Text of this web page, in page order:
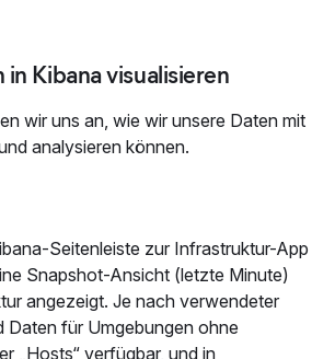
Kibana visualisieren
wir uns an, wie wir unsere Daten mit
analysieren können.
Seitenleiste zur Infrastruktur-App
Snapshot-Ansicht (letzte Minute)
angezeigt. Je nach verwendeter
Daten für Umgebungen ohne
„Hosts“ verfügbar, und in